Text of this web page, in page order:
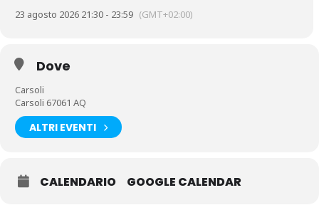
23 agosto 2026 21:30 - 23:59 (GMT+02:00)
Dove
Carsoli
Carsoli 67061 AQ
ALTRI EVENTI
CALENDARIO GOOGLE CALENDAR